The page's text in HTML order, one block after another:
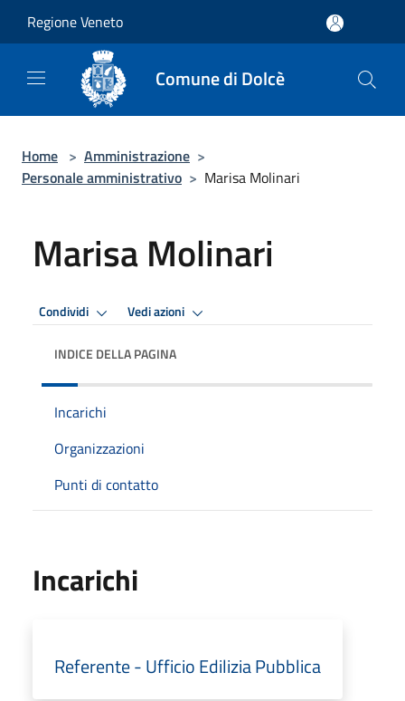
Regione Veneto
Comune di Dolcè
Home > Amministrazione >
Personale amministrativo > Marisa Molinari
Marisa Molinari
Condividi Vedi azioni
INDICE DELLA PAGINA
Incarichi
Organizzazioni
Punti di contatto
Incarichi
Referente - Ufficio Edilizia Pubblica